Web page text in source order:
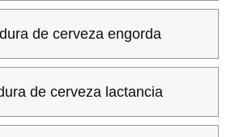
de cerveza engorda
de cerveza lactancia